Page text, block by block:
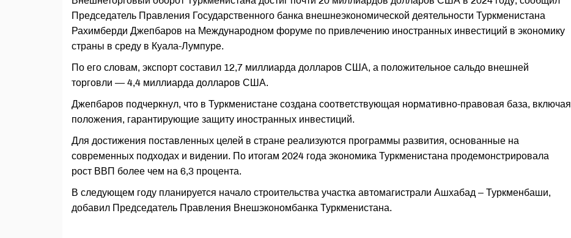
Председатель Правления Государственного банка внешнеэкономической деятельности Туркменистана
Рахимберди Джепбаров на Международном форуме по привлечению иностранных инвестиций в экономику
страны в среду в Куала-Лумпуре.
По его словам, экспорт составил 12,7 миллиарда долларов США, а положительное сальдо внешней
торговли — 4,4 миллиарда долларов США.
Джепбаров подчеркнул, что в Туркменистане создана соответствующая нормативно-правовая база, включая
положения, гарантирующие защиту иностранных инвестиций.
Для достижения поставленных целей в стране реализуются программы развития, основанные на
современных подходах и видении. По итогам 2024 года экономика Туркменистана продемонстрировала
рост ВВП более чем на 6,3 процента.
В следующем году планируется начало строительства участка автомагистрали Ашхабад – Туркменбаши,
добавил Председатель Правления Внешэкономбанка Туркменистана.